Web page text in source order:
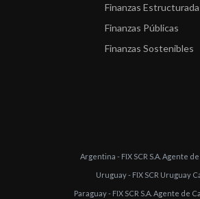
Finanzas
Finanzas Públicas
Finanzas Sostenibles
Argentina - FIX SCR S.A. Agente
Uruguay - FIX SCR Uruguay
Paraguay - FIX SCR S.A. Agente de